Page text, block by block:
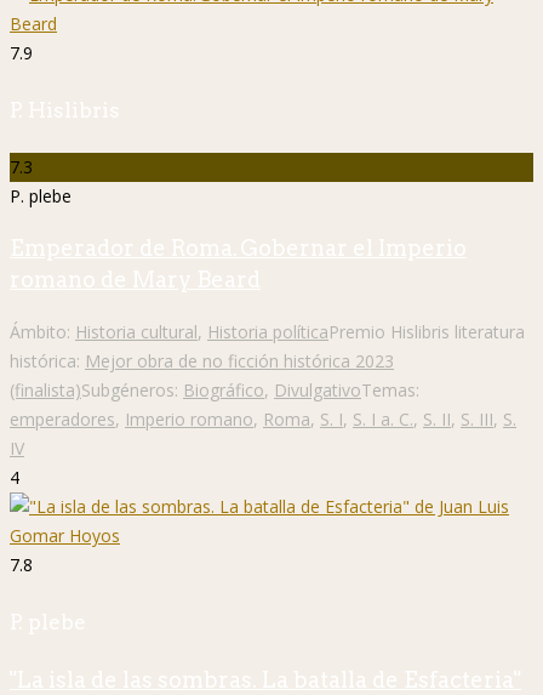
7.9
P. Hislibris
7.3
P. plebe
Emperador de Roma. Gobernar el Imperio
romano de Mary Beard
Ámbito: Historia cultural, Historia políticaPremio Hislibris literatura
histórica: Mejor obra de no ficción histórica 2023
(finalista)Subgéneros: Biográfico, DivulgativoTemas:
emperadores, Imperio romano, Roma, S. I, S. I a. C., S. II, S. III, S.
IV
4
7.8
P. plebe
"La isla de las sombras. La batalla de Esfacteria"